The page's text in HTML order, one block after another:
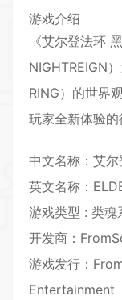
游戏介绍
《艾尔登法环
NIGHTREIGN
RING）的世界
玩家全新体验的
中文名称：艾
英文名称：
游戏类型 : 类魂
开发商：
游戏发行：
Entertainment